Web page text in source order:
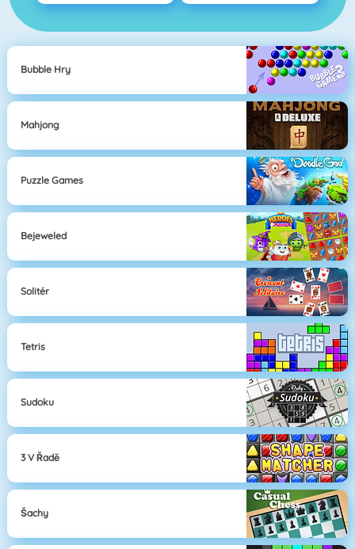
Bubble Hry
Mahjong
Puzzle Games
Bejeweled
Solitér
Tetris
Sudoku
3 V Řadě
Šachy